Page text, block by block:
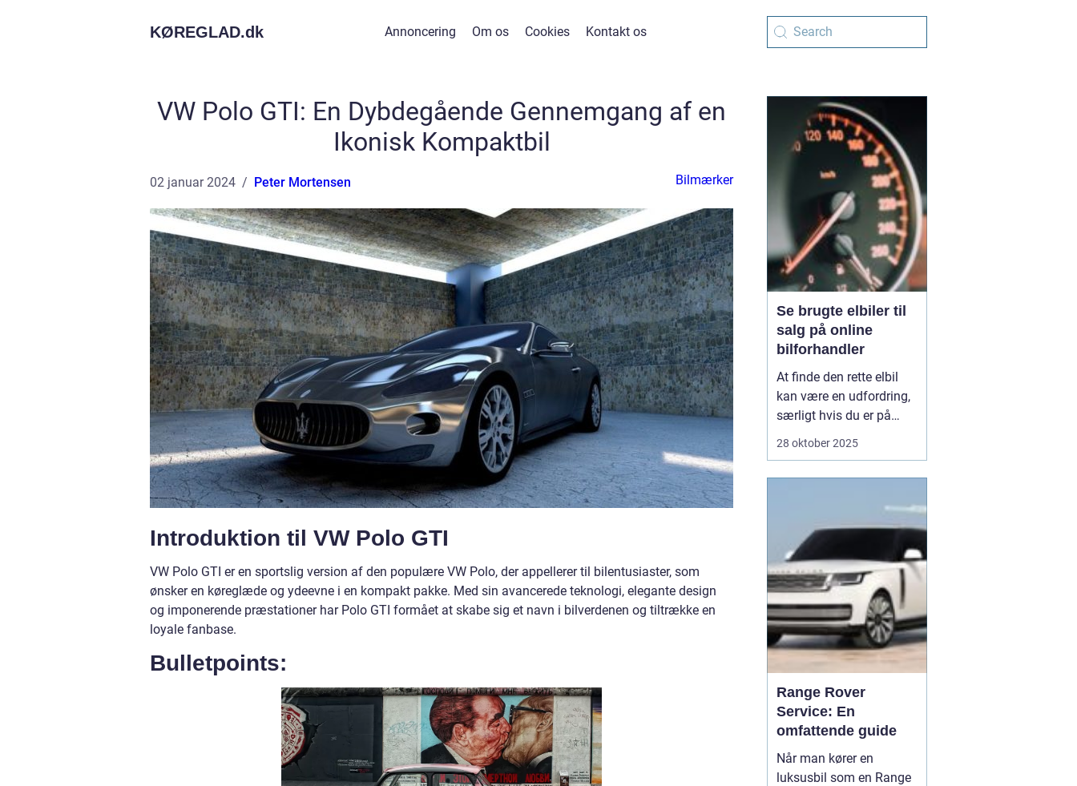
KØREGLAD.dk Annoncering Om os Cookies Kontakt os
VW Polo GTI: En Dybdegående Gennemgang af en
Ikonisk Kompaktbil
02 januar 2024 Peter Mortensen Bilmærker
Introduktion til VW Polo GTI
VW Polo GTI er en sportslig version af den populære VW Polo, der appellerer til bilentusiaster, som
ønsker en køreglæde og ydeevne i en kompakt pakke. Med sin avancerede teknologi, elegante design
og imponerende præstationer har Polo GTI formået at skabe sig et navn i bilverdenen og tiltrække en
loyale fanbase.
Bulletpoints:
Se brugte elbiler til
salg på online
bilforhandler
At finde den rette elbil
kan være en udfordring,
særligt hvis du er på
udkig efter brugte
28 oktober 2025
Range Rover
Service: En
omfattende guide
Når man kører en
luksusbil som en Range